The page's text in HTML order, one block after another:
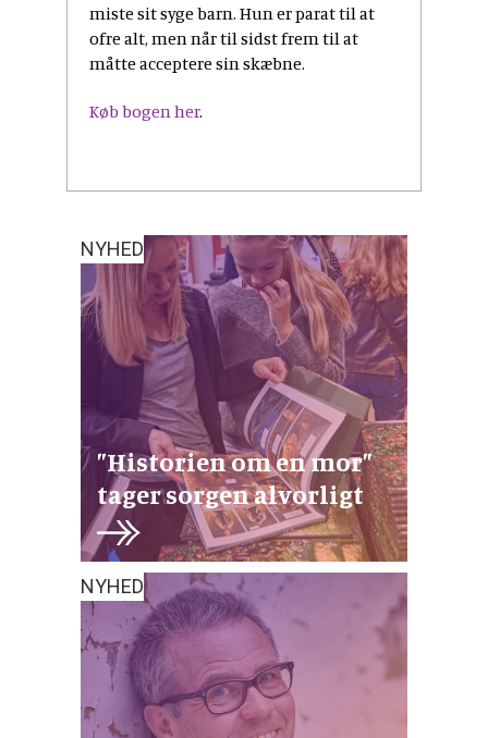
miste sit syge barn. Hun er parat til at
ofre alt, men når til sidst frem til at
måtte acceptere sin skæbne.
Køb bogen her.
NYHED
”Historien om en mor”
tager sorgen alvorligt
NYHED